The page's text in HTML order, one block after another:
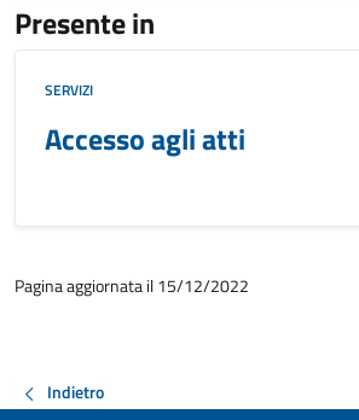
Presente in
SERVIZI
Accesso agli atti
Pagina aggiornata il 15/12/2022
Indietro